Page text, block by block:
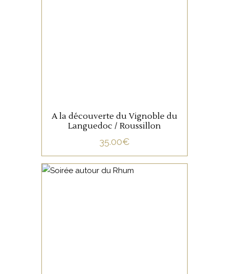
A la découverte du Vignoble du
Languedoc / Roussillon
35.00€